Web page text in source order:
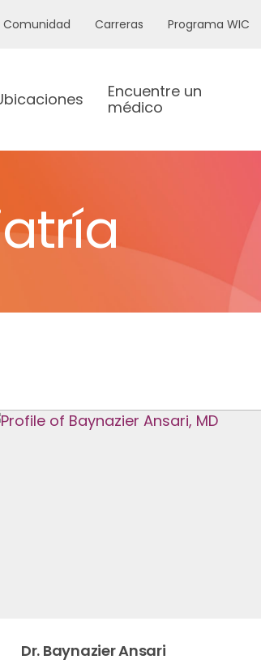
Comunidad Carreras Programa WIC
Encuentre un
médico
Dr. Baynazier Ansari